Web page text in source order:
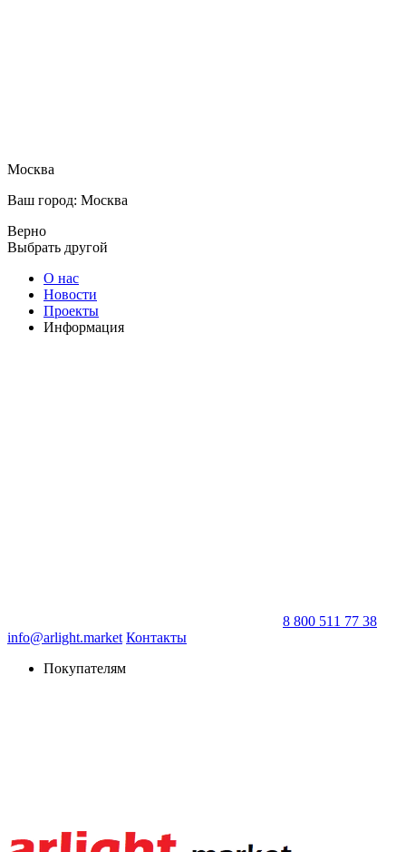
Москва
Ваш город: Москва
Верно
Выбрать другой
О нас
Новости
Проекты
Информация
8 800 511 77 38
info@arlight.market Контакты
Покупателям